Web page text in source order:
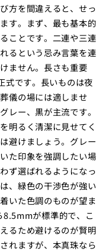
方を間違えると、せっ
す。まず、最も基本的
ことです。二連や三連
るという忌み言葉を連
ません。長さも重要
式です。長いものは夜
儀の場には適しませ
レー、黒が主流です。
明るく清潔に見せてく
避けましょう。グレー
た印象を強調したい場
ず選ばれるようになっ
、緑色の干渉色が強い
いた色調のものが望ま
が標準的で、こ
るため避けるのが賢明
れますが、本真珠なら